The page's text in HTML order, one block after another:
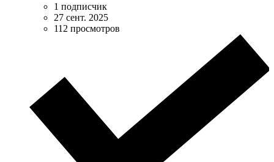
1 подписчик
27 сент. 2025
112 просмотров